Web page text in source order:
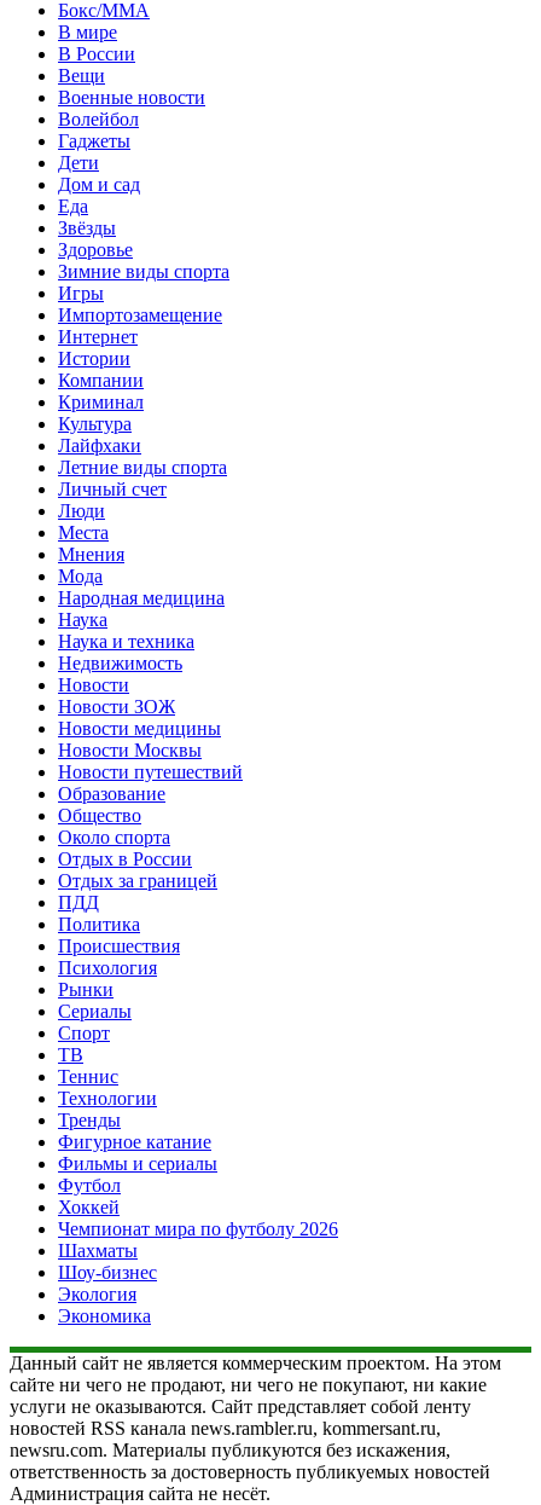
Бокс/MMA
В мире
В России
Вещи
Военные новости
Волейбол
Гаджеты
Дети
Дом и сад
Еда
Звёзды
Здоровье
Зимние виды спорта
Игры
Импортозамещение
Интернет
Истории
Компании
Криминал
Культура
Лайфхаки
Летние виды спорта
Личный счет
Люди
Места
Мнения
Мода
Народная медицина
Наука
Наука и техника
Недвижимость
Новости
Новости ЗОЖ
Новости медицины
Новости Москвы
Новости путешествий
Образование
Общество
Около спорта
Отдых в России
Отдых за границей
ПДД
Политика
Происшествия
Психология
Рынки
Сериалы
Спорт
ТВ
Теннис
Технологии
Тренды
Фигурное катание
Фильмы и сериалы
Футбол
Хоккей
Чемпионат мира по футболу 2026
Шахматы
Шоу-бизнес
Экология
Экономика
Данный сайт не является коммерческим проектом. На этом
сайте ни чего не продают, ни чего не покупают, ни какие
услуги не оказываются. Сайт представляет собой ленту
новостей RSS канала news.rambler.ru, kommersant.ru,
newsru.com. Материалы публикуются без искажения,
ответственность за достоверность публикуемых новостей
Администрация сайта не несёт.